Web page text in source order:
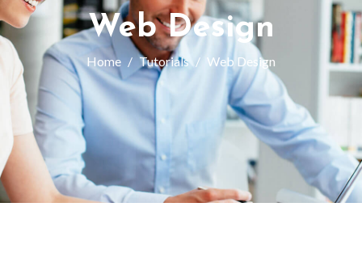
Web Design
Home Tutorials Web Design